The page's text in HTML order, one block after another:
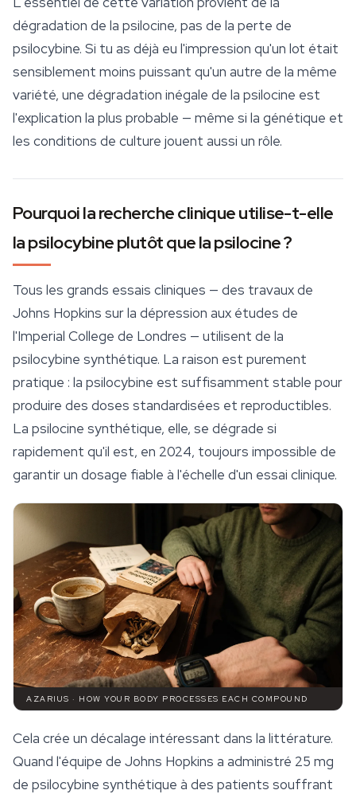
dégradation de la psilocine, pas de la perte de
psilocybine. Si tu as déjà eu l'impression qu'un lot était
sensiblement moins puissant qu'un autre de la même
variété, une dégradation inégale de la psilocine est
l'explication la plus probable — même si la génétique et
les conditions de culture jouent aussi un rôle.
Pourquoi la recherche clinique utilise-t-elle
la psilocybine plutôt que la psilocine ?
Tous les grands essais cliniques — des travaux de
Johns Hopkins sur la dépression aux études de
l'Imperial College de Londres — utilisent de la
psilocybine synthétique. La raison est purement
pratique : la psilocybine est suffisamment stable pour
produire des doses standardisées et reproductibles.
La psilocine synthétique, elle, se dégrade si
rapidement qu'il est, en 2024, toujours impossible de
garantir un dosage fiable à l'échelle d'un essai clinique.
AZARIUS · HOW YOUR BODY PROCESSES EACH COMPOUND
Cela crée un décalage intéressant dans la littérature.
Quand l'équipe de Johns Hopkins a administré 25 mg
de psilocybine synthétique à des patients souffrant